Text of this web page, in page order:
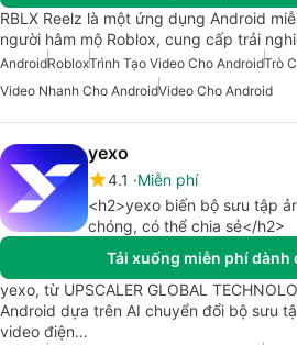
RBLX Reelz là một ứng dụng Android
người hâm mộ Roblox, cung cấp trải
AndroidRobloxTrình Tạo Video Cho AndroidTrò
Video Nhanh Cho AndroidVideo Cho Android
yexo
4.1
Miễn phí
<h2>yexo biến bộ sưu tập
chóng, có thể chia sẻ</h2>
Tải xuống miễn phí dành
yexo, từ UPSCALER GLOBAL
Android dựa trên AI chuyển đổi bộ sưu
video điện…